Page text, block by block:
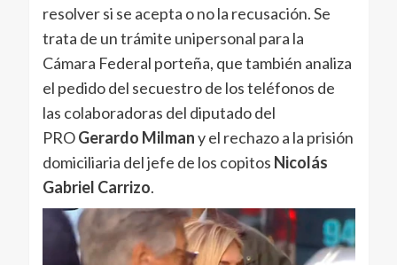
resolver si se acepta o no la recusación. Se
trata de un trámite unipersonal para la
Cámara Federal porteña, que también analiza
el pedido del secuestro de los teléfonos de
las colaboradoras del diputado del
PROGerardo Milmany el rechazo a la prisión
domiciliaria del jefe de los copitos Nicolás
Gabriel Carrizo.